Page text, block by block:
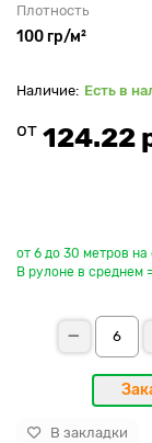
Плотность
100 гр/м²
Есть в
от 124.22
от 6 до 30 метров
В рулоне в среднем
В закладки